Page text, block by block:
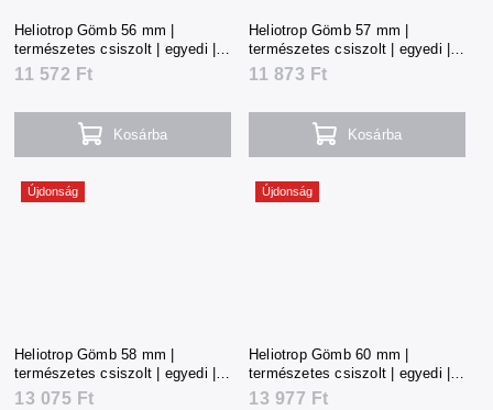
Heliotrop Gömb 56 mm |
természetes csiszolt | egyedi |
254 g | Dél-Afrika
11 572 Ft
Kosárba
Heliotrop Gömb 57 mm |
természetes csiszolt | egyedi |
263 g | Dél-Afrika
11 873 Ft
Kosárba
Újdonság
Heliotrop Gömb 58 mm |
természetes csiszolt | egyedi |
288 g | Dél-Afrika
13 075 Ft
Újdonság
Heliotrop Gömb 60 mm |
természetes csiszolt | egyedi |
307 g | Dél-Afrika
13 977 Ft